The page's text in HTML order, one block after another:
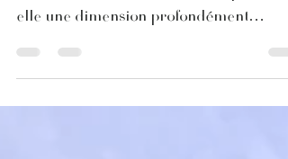
Au-delà de sa beauté et de sa finesse, la
broderie marocaine artisanale porte en